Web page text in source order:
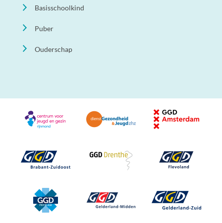
Basisschoolkind
Puber
Ouderschap